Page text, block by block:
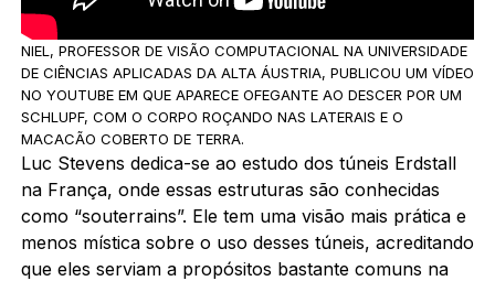
NIEL, PROFESSOR DE VISÃO COMPUTACIONAL NA UNIVERSIDADE
DE CIÊNCIAS APLICADAS DA ALTA ÁUSTRIA, PUBLICOU UM VÍDEO
NO YOUTUBE EM QUE APARECE OFEGANTE AO DESCER POR UM
SCHLUPF, COM O CORPO ROÇANDO NAS LATERAIS E O
MACACÃO COBERTO DE TERRA.
Luc Stevens dedica-se ao estudo dos túneis Erdstall
na França, onde essas estruturas são conhecidas
como “souterrains”. Ele tem uma visão mais prática e
menos mística sobre o uso desses túneis, acreditando
que eles serviam a propósitos bastante comuns na